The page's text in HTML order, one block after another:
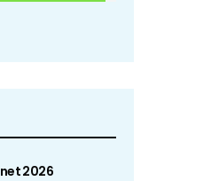
Redes
2026